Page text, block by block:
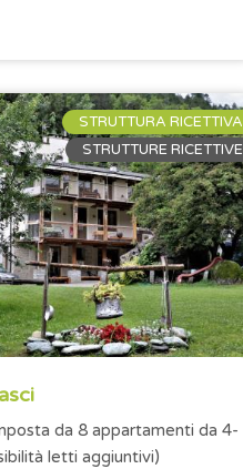
STRUTTURA RICETTIVA
STRUTTURE RICETTIVE
da 8 appartamenti da 4-
letti aggiuntivi)